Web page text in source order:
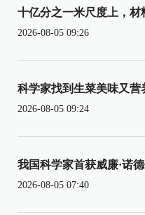
十亿分之一米尺度上，材
2026-08-05 09:26
科学家找到生菜美味又营
2026-08-05 09:24
我国科学家首获威廉·诺
2026-08-05 07:40